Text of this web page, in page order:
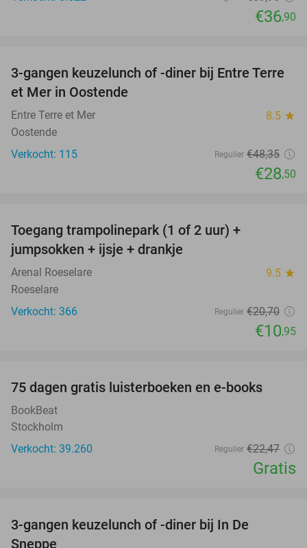
€36,90
41%
3-gangen keuzelunch of -diner bij Entre Terre
et Mer in Oostende
Entre Terre et Mer 8.5 star
Oostende
Verkocht: 115
Regulier €48,35
€28,50
Toegang trampolinepark (1 of 2 uur) +
jumpsokken + ijsje + drankje
Arenal Roeselare 9.5 star
Roeselare
Verkocht: 366
Regulier €20,70
€10,95
75 dagen gratis luisterboeken en e-books
BookBeat
Stockholm
Verkocht: 39.260
Regulier €22,47
Gratis
3-gangen keuzelunch of -diner bij In De
Sneppe